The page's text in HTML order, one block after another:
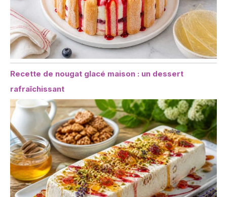
Recette de nougat glacé maison : un dessert
rafraîchissant